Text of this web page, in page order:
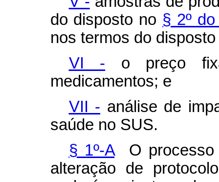
do disposto no § 2º
nos termos do
VI - o preço
medicamentos; e
VII - análise de
saúde no SUS.
§ 1º-AO processo
alteração de